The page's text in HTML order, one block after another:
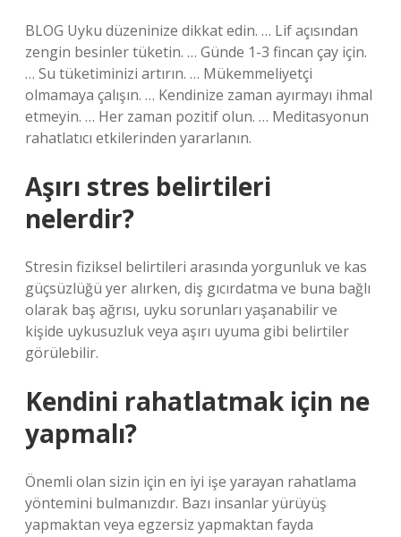
BLOG Uyku düzeninize dikkat edin. … Lif açısından
zengin besinler tüketin. … Günde 1-3 fincan çay için.
… Su tüketiminizi artırın. … Mükemmeliyetçi
olmamaya çalışın. … Kendinize zaman ayırmayı ihmal
etmeyin. … Her zaman pozitif olun. … Meditasyonun
rahatlatıcı etkilerinden yararlanın.
Aşırı stres belirtileri
nelerdir?
Stresin fiziksel belirtileri arasında yorgunluk ve kas
güçsüzlüğü yer alırken, diş gıcırdatma ve buna bağlı
olarak baş ağrısı, uyku sorunları yaşanabilir ve
kişide uykusuzluk veya aşırı uyuma gibi belirtiler
görülebilir.
Kendini rahatlatmak için ne
yapmalı?
Önemli olan sizin için en iyi işe yarayan rahatlama
yöntemini bulmanızdır. Bazı insanlar yürüyüş
yapmaktan veya egzersiz yapmaktan fayda